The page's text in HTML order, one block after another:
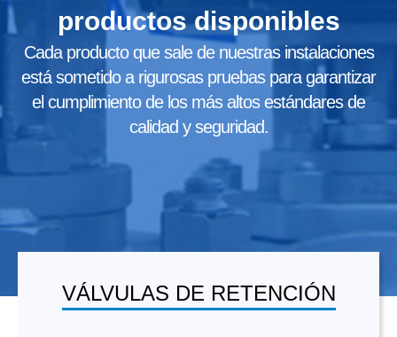
productos disponibles
Cada producto que sale de nuestras instalaciones
está sometido a rigurosas pruebas para garantizar
el cumplimiento de los más altos estándares de
calidad y seguridad.
VÁLVULAS DE RETENCIÓN